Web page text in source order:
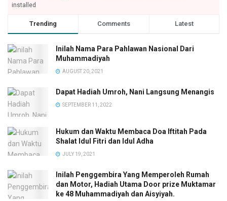
installed
Trending Comments Latest
Inilah Nama Para Pahlawan Nasional Dari
Muhammadiyah
AUGUST 20, 2021
Dapat Hadiah Umroh, Nani Langsung Menangis
SEPTEMBER 11, 2022
Hukum dan Waktu Membaca Doa Iftitah Pada
Shalat Idul Fitri dan Idul Adha
JULY 19, 2021
Inilah Penggembira Yang Memperoleh Rumah
dan Motor, Hadiah Utama Door prize Muktamar
ke 48 Muhammadiyah dan Aisyiyah.